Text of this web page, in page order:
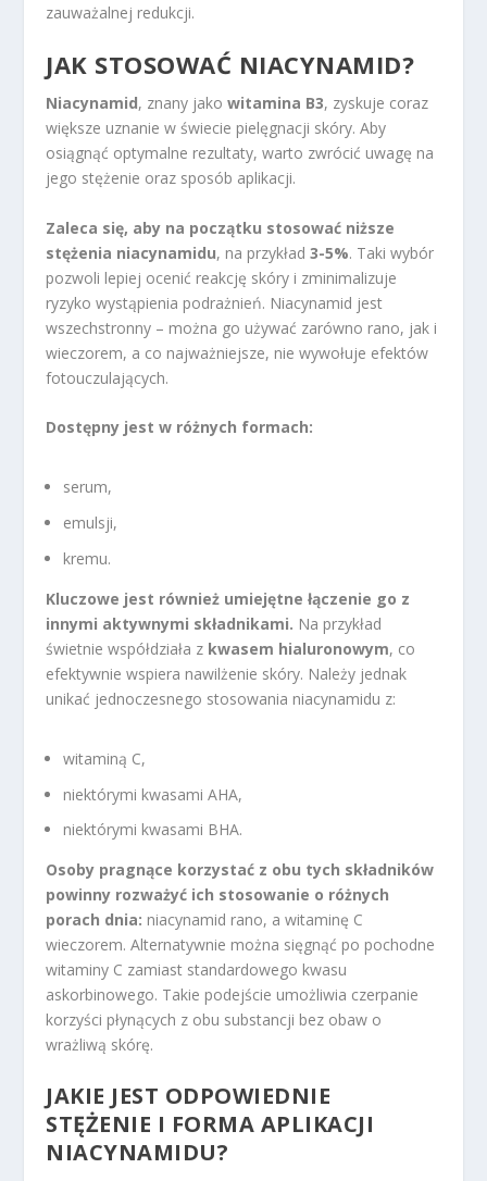
zauważalnej redukcji.
JAK STOSOWAĆ NIACYNAMID?
Niacynamid, znany jakowitamina B3, zyskuje coraz
większe uznanie w świecie pielęgnacji skóry. Aby
osiągnąć optymalne rezultaty, warto zwrócić uwagę na
jego stężenie oraz sposób aplikacji.
Zaleca się, aby na początku stosować niższe
stężenia niacynamidu, na przykład3-5%. Taki wybór
pozwoli lepiej ocenić reakcję skóry i zminimalizuje
ryzyko wystąpienia podrażnień. Niacynamid jest
wszechstronny – można go używać zarówno rano, jak i
wieczorem, a co najważniejsze, nie wywołuje efektów
fotouczulających.
Dostępny jest w różnych formach:
serum,
emulsji,
kremu.
Kluczowe jest również umiejętne łączenie go z
innymi aktywnymi składnikami. Na przykład
świetnie współdziała z kwasem hialuronowym, co
efektywnie wspiera nawilżenie skóry. Należy jednak
unikać jednoczesnego stosowania niacynamidu z:
witaminą C,
niektórymi kwasami AHA,
niektórymi kwasami BHA.
Osoby pragnące korzystać z obu tych składników
powinny rozważyć ich stosowanie o różnych
porach dnia: niacynamid rano, a witaminę C
wieczorem. Alternatywnie można sięgnąć po pochodne
witaminy C zamiast standardowego kwasu
askorbinowego. Takie podejście umożliwia czerpanie
korzyści płynących z obu substancji bez obaw o
wrażliwą skórę.
JAKIE JEST ODPOWIEDNIE
STĘŻENIE I FORMA APLIKACJI
NIACYNAMIDU?